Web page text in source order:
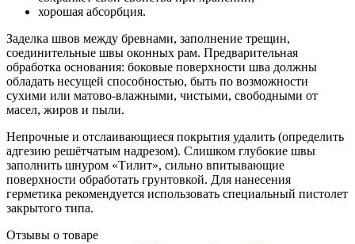
хорошая абсорбция.
Заделка швов между бревнами, заполнение трещин,
соединительные швы оконных рам. Предварительная
обработка основания: боковые поверхности шва должны
обладать несущей способностью, быть по возможности
сухими или матово-влажными, чистыми, свободными от
масел, жиров и пыли.
Непрочные и отслаивающиеся покрытия удалить (определить
адгезию решётчатым надрезом). Слишком глубокие швы
заполнить шнуром «Тилит», сильно впитывающие
поверхности обработать грунтовкой. Для нанесения
герметика рекомендуется использовать специальный пистолет
закрытого типа.
Отзывы о товаре